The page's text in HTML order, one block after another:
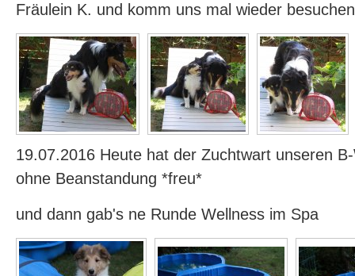
Fräulein K. und komm uns mal wieder
19.07.2016 Heute hat der Zuchtwart unseren
ohne Beanstandung *freu*
und dann gab's ne Runde Wellness im Spa